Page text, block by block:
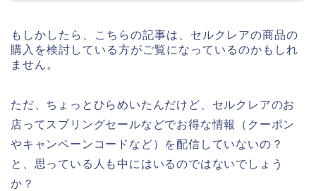
もしかしたら、こちらの記事は、セルクレアの商品の
購入を検討している方がご覧になっているのかもしれ
ません。
ただ、ちょっとひらめいたんだけど、セルクレアのお
店ってスプリングセールなどでお得な情報（クーポン
やキャンペーンコードなど）を配信していないの？
と、思っている人も中にはいるのではないでしょう
か？